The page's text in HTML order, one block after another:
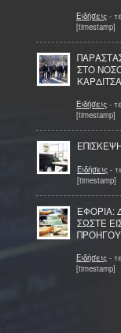
Ειδήσεις -
[timestamp]
ΣΤΟ
Ειδήσεις -
[timestamp]
Ειδήσεις -
[timestamp]
ΕΦΟΡΙΑ:
ΣΩΣΤΕ
Ειδήσεις -
[timestamp]